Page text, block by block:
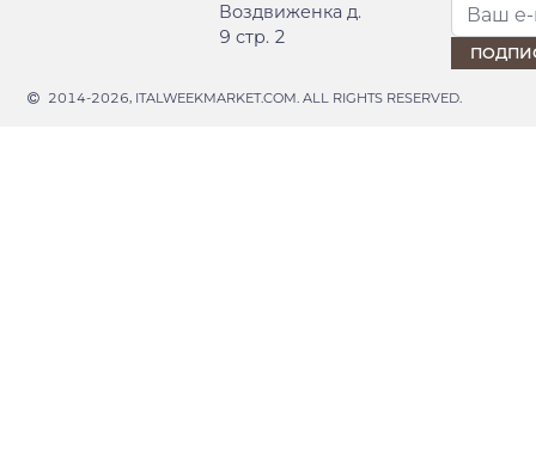
Воздвиженка д.
9 стр. 2
2014-2026, ITALWEEKMARKET.COM. ALL RIGHTS RESERVED.